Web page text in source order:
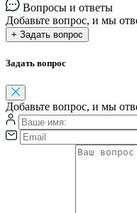
Вопросы и ответы
Добавьте вопрос, и мы
+ Задать вопрос
Задать вопрос
Добавьте вопрос, и мы